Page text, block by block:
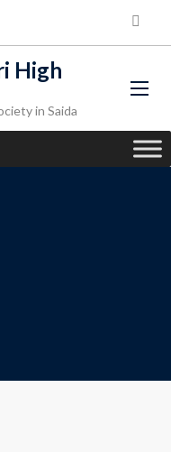
High
in Saida